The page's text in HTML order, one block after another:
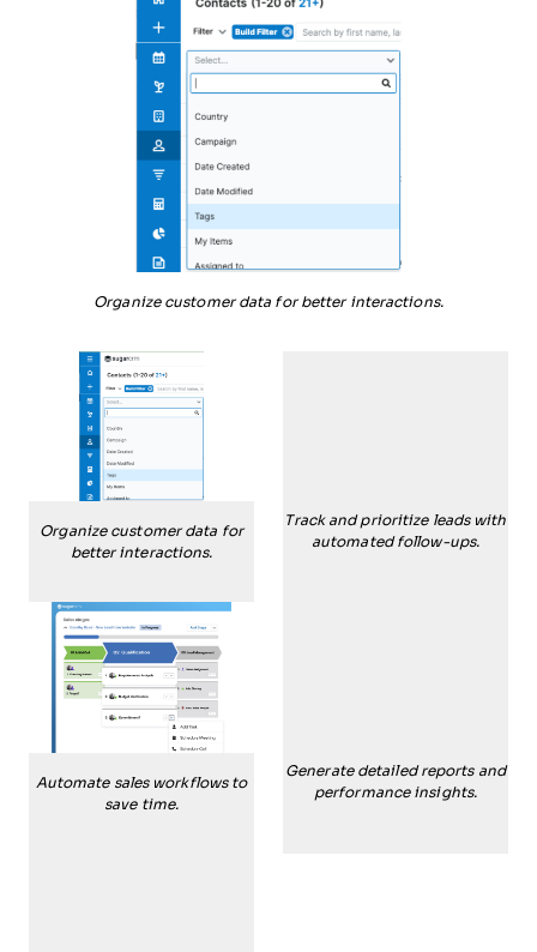
Organize customer data for better interactions.
Organize customer data for
better interactions.
Track and prioritize leads with
automated follow-ups.
Automate sales workflows to
save time.
Generate detailed reports and
performance insights.